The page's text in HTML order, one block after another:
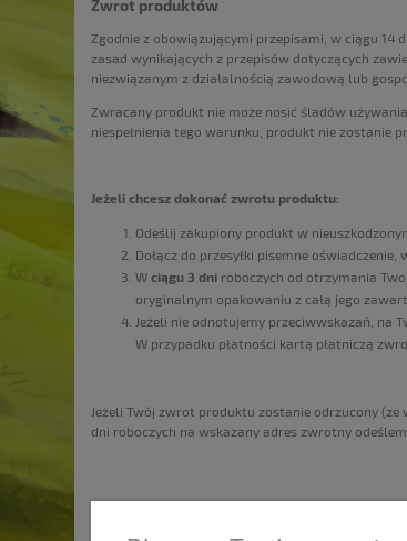
Zwrot produktów
Zgodnie z obowiązującymi przepisami, w ciągu
zasad wynikających z przepisów dotyczących
niezwiązanym z działalnością zawodową lub
Zwracany produkt nie może nosić śladów
niespełnienia tego warunku, produkt nie zostanie
Jeżeli chcesz dokonać zwrotu produktu:
Odeślij zakupiony produkt w
Dołącz do przesyłki pisemne
W ciągu 3 dni roboczych od otrzymania
oryginalnym opakowaniu z całą jego
Jeżeli nie odnotujemy przeciwwskazań, na
W przypadku płatności kartą płatniczą
Jeżeli Twój zwrot produktu zostanie odrzucony
dni roboczych na wskazany adres zwrotny